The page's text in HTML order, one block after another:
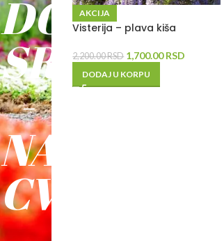
DO
SREĆE
-
NAŠE
CVEĆE
AKCIJA
Visterija – plava kiša
2,200.00RSD 1,700.00RSD
DODAJ U KORPU